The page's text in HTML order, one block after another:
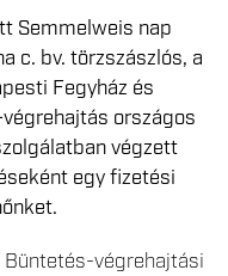
Semmelweis nap
c. bv. törzszászlós, a
Fegyház és
országos
végzett
egy fizetési
végrehajtási